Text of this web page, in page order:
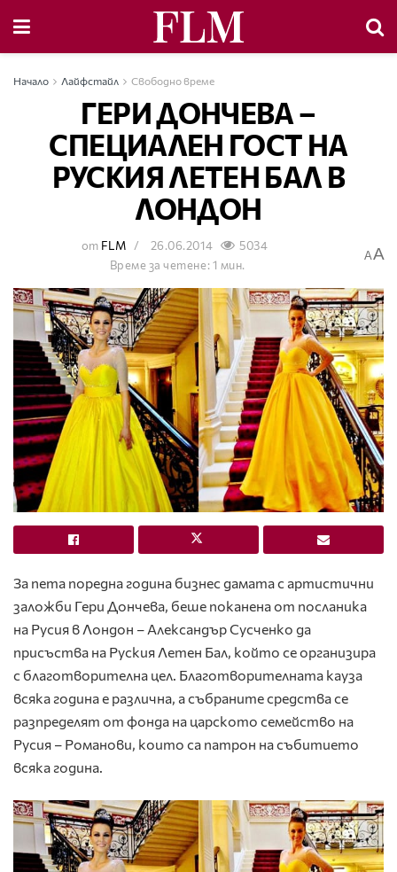
Начало Лайфстайл Свободно време
ГЕРИ ДОНЧЕВА –
СПЕЦИАЛЕН ГОСТ НА
РУСКИЯ ЛЕТЕН БАЛ В
ЛОНДОН
от FLM 26.06.2014
5034
Време за четене: 1 мин.
AA
За пета поредна година бизнес дамата с артистични
заложби Гери Дончева, беше поканена от посланика
на Русия в Лондон – Александър Сусченко да
присъства на Руския Летен Бал, който се организира
с благотворителна цел. Благотворителната кауза
всяка година е различна, а събраните средства се
разпределят от фонда на царското семейство на
Русия – Романови, които са патрон на събитието
всяка година.